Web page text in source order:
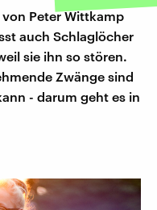
von Peter Wittkamp
auch Schlaglöcher
sie ihn so stören.
Zwänge sind
- darum geht es in